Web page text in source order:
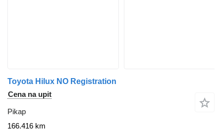
Toyota Hilux NO Registration
Cena na upit
Pikap
166.416 km